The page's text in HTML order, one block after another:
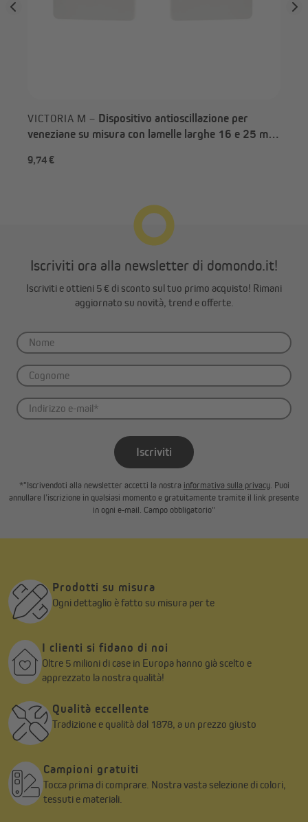
Passo 2
VICTORIA M – Dispositivo antioscillazione per
veneziane su misura con lamelle larghe 16 e 25 mm
9,74 €
Iscriviti ora alla newsletter di domondo.it!
Iscriviti e ottieni 5 € di sconto sul tuo primo acquisto! Rimani
aggiornato su novità, trend e offerte.
Iscriviti
*"Iscrivendoti alla newsletter accetti la nostra informativa sulla privacy. Puoi
annullare l’iscrizione in qualsiasi momento e gratuitamente tramite il link presente
in ogni e-mail. Campo obbligatorio"
Prodotti su misura
Ogni dettaglio è fatto su misura per te
I clienti si fidano di noi
Oltre 5 milioni di case in Europa hanno già scelto e
apprezzato la nostra qualità!
Qualità eccellente
Tradizione e qualità dal 1878, a un prezzo giusto
Campioni gratuiti
Tocca prima di comprare. Nostra vasta selezione di colori,
tessuti e materiali.